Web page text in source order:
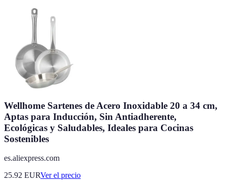
Wellhome Sartenes de Acero Inoxidable 20 a 34 cm,
Aptas para Inducción, Sin Antiadherente,
Ecológicas y Saludables, Ideales para Cocinas
Sostenibles
es.aliexpress.com
25.92 EURVer el precio